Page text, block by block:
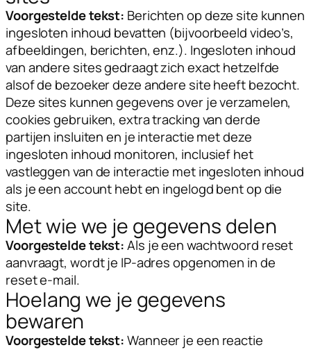
Voorgestelde tekst: Berichten op deze site kunnen
ingesloten inhoud bevatten (bijvoorbeeld video’s,
afbeeldingen, berichten, enz.). Ingesloten inhoud
van andere sites gedraagt zich exact hetzelfde
alsof de bezoeker deze andere site heeft bezocht.
Deze sites kunnen gegevens over je verzamelen,
cookies gebruiken, extra tracking van derde
partijen insluiten en je interactie met deze
ingesloten inhoud monitoren, inclusief het
vastleggen van de interactie met ingesloten inhoud
als je een account hebt en ingelogd bent op die
site.
Met wie we je gegevens delen
Voorgestelde tekst:Als je een wachtwoord reset
aanvraagt, wordt je IP-adres opgenomen in de
reset e-mail.
Hoelang we je gegevens
bewaren
Voorgestelde tekst:Wanneer je een reactie